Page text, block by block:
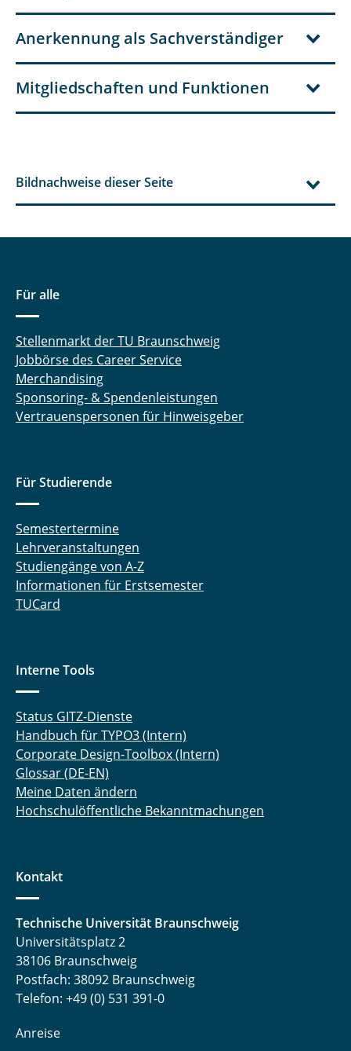
Anerkennung als Sachverständiger
Mitgliedschaften und Funktionen
Bildnachweise dieser Seite
Für alle
Stellenmarkt der TU Braunschweig
Jobbörse des Career Service
Merchandising
Sponsoring- & Spendenleistungen
Vertrauenspersonen für Hinweisgeber
Für Studierende
Semestertermine
Lehrveranstaltungen
Studiengänge von A-Z
Informationen für Erstsemester
TUCard
Interne Tools
Status GITZ-Dienste
Handbuch für TYPO3 (Intern)
Corporate Design-Toolbox (Intern)
Glossar (DE-EN)
Meine Daten ändern
Hochschulöffentliche Bekanntmachungen
Kontakt
Technische Universität Braunschweig
Universitätsplatz 2
38106 Braunschweig
Postfach: 38092 Braunschweig
Telefon: +49 (0) 531 391-0
Anreise